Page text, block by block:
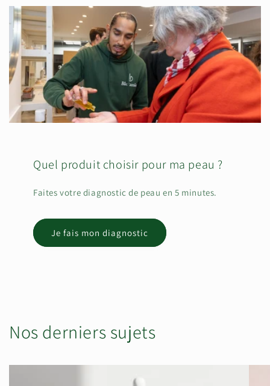
Quel produit choisir pour ma peau ?
Faites votre diagnostic de peau en 5 minutes.
Je fais mon diagnostic
Nos derniers sujets